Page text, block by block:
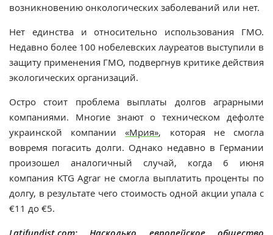
возникновению онкологических заболеваний или нет.
Нет единства и относительно использования ГМО.
Недавно более 100 нобелевских лауреатов выступили в
защиту применения ГМО, подвергнув критике действия
экологических организаций.
Остро стоит проблема выплаты долгов аграрными
компаниями. Многие знают о техническом дефолте
украинской компании«Мрия», которая не смогла
вовремя погасить долги. Однако недавно в Германии
произошел аналогичный случай, когда 6 июня
компания KTG Agrar не смогла выплатить проценты по
долгу, в результате чего стоимость одной акции упала с
€11 до €5.